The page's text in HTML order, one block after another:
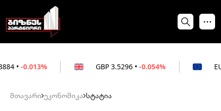
3.5296 • -0.054% 3.0264 •
მთავარი ეკონომიკა სტატია